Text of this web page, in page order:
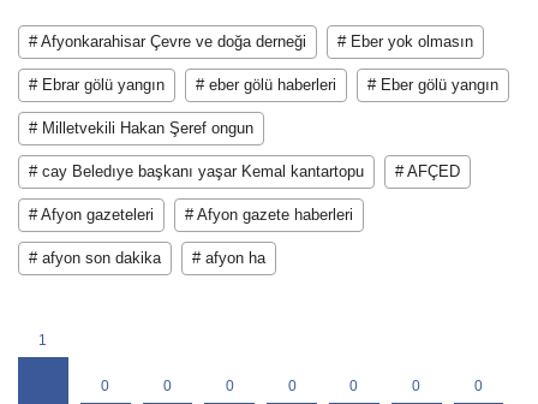
# Afyonkarahisar Çevre ve doğa derneği # Eber yok olmasın
# Ebrar gölü yangın # eber gölü haberleri # Eber gölü yangın
# Milletvekili Hakan Şeref ongun
# cay Beledıye başkanı yaşar Kemal kantartopu # AFÇED
# Afyon gazeteleri # Afyon gazete haberleri
# afyon son dakika # afyon ha